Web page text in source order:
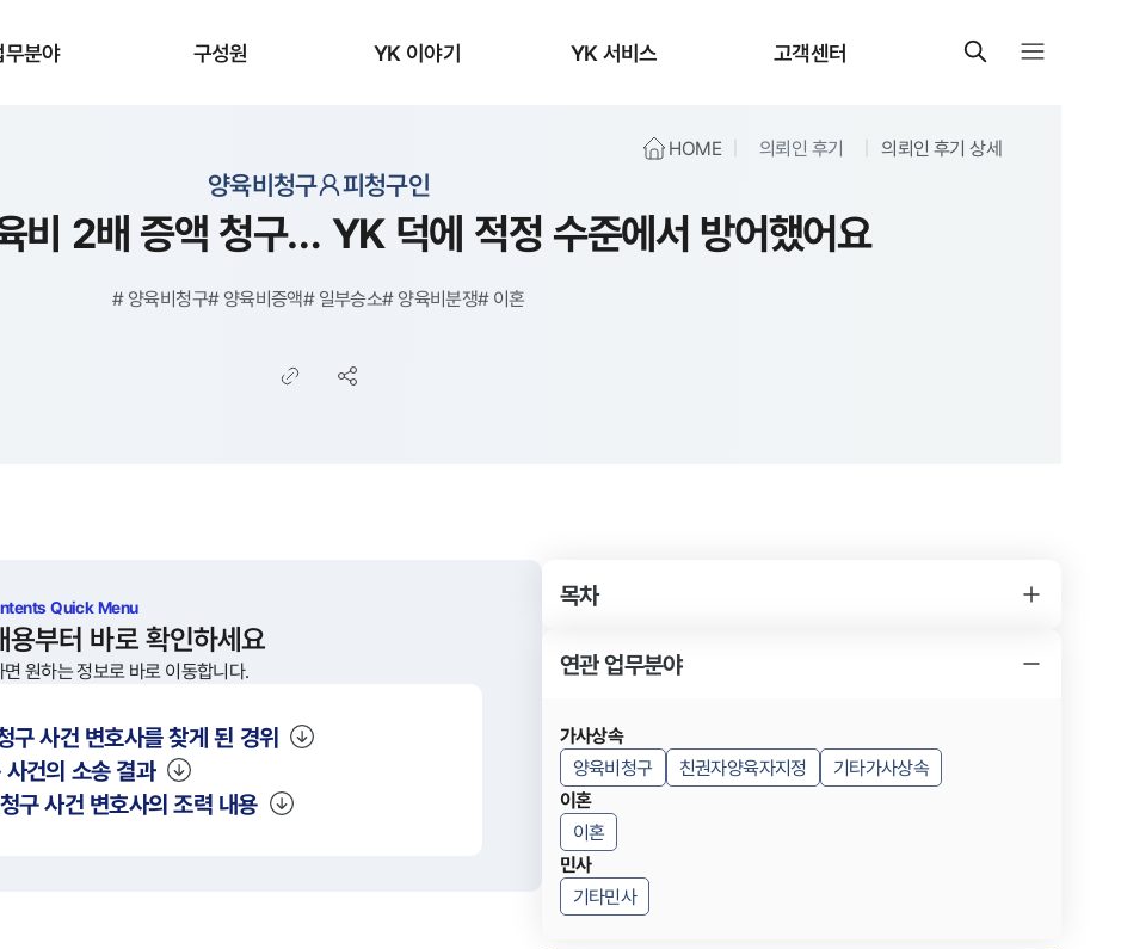
무분야 구성원 YK 이야기 YK 서비스 고객센터
HOME 의뢰인 후기 의뢰인 후기 상세
양육비청구 피청구인
비 2배 증액 청구… YK 덕에 적정 수준에서 방어했어요
#양육비청구#양육비증액#일부승소#양육비분쟁#이혼
Quick Menu
부터 바로 확인하세요
원하는 정보로 바로 이동합니다.
구사건 변호사를 찾게 된 경위
사건의 소송 결과
구사건 변호사의 조력 내용
목차YK 양육비청구 사건 변호사를 찾게 된 경위
YK 양육비청구 사건 변호사의 조력 내용
연관 업무분야
가사상속
양육비청구
친권자양육자지정
기타가사상속
이혼
이혼
민사
기타민사